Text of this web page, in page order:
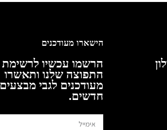
הישארו מעודכנים
הרשמו עכשיו לרשימת
התפוצה שלנו ותאשרו
מעודכנים לגבי מבצעים
חדשים.